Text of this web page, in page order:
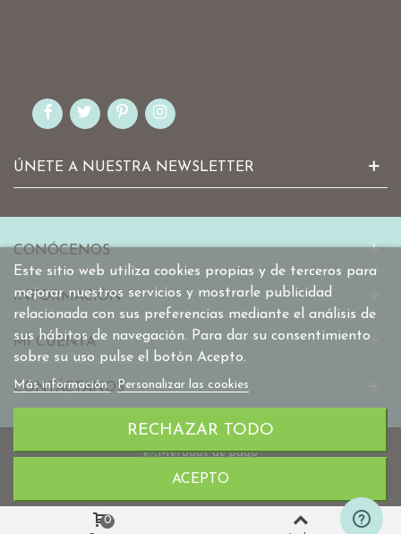
ÚNETE A NUESTRA NEWSLETTER
Este sitio web utiliza cookies propias y de terceros para
mejorar nuestros servicios y mostrarle publicidad
relacionada con sus preferencias mediante el análisis de
sus hábitos de navegación. Para dar su consentimiento
sobre su uso pulse el botón Acepto.
Más información Personalizar las cookies
RECHAZAR TODO
ACEPTO
CONÓCENOS
INFORMACIÓN
MI CUENTA
CONTÁCTANOS
© 2010-2025 mabaonline.com
0